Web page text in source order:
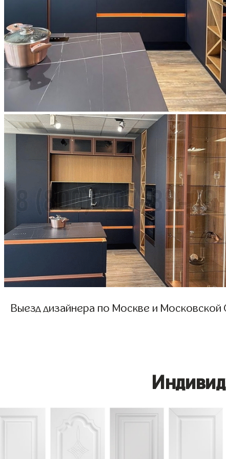
Выезд дизайнера по Москве и Московской